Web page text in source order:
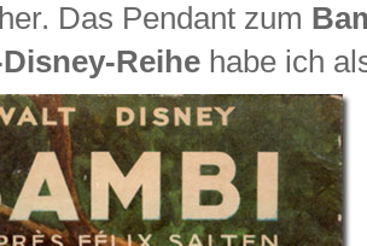
Das Pendant zum
Reihe habe ich